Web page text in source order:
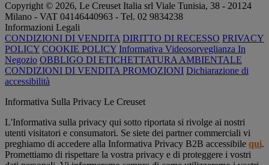
Copyright © 2026, Le Creuset Italia srl ​​Viale Tunisia, 38 - 20124
Milano - VAT 04146440963 - Tel. 02 9834238
Informazioni Legali
CONDIZIONI DI VENDITA DIRITTO DI RECESSO PRIVACY
POLICY COOKIE POLICY Informativa Videosorveglianza In
Negozio OBBLIGO DI ETICHETTATURA AMBIENTALE
CONDIZIONI DI VENDITA PROMOZIONI Dichiarazione di
accessibilità
Informativa Sulla Privacy Le Creuset
L'Informativa sulla privacy qui sotto riportata si rivolge ai nostri
utenti visitatori e consumatori. Se siete dei partner commerciali vi
preghiamo di accedere alla Informativa Privacy B2B accessibile qui.
Promettiamo di rispettare la vostra privacy e di proteggere i vostri